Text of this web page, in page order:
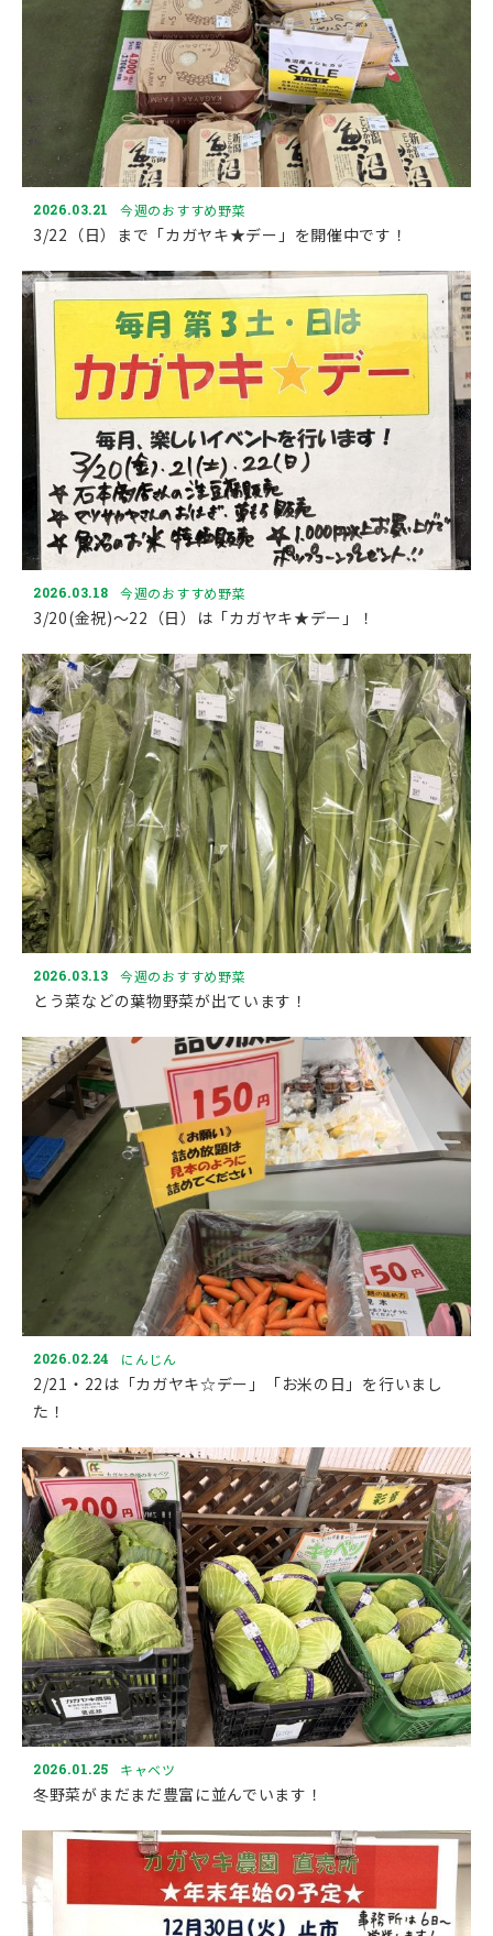
2026.03.21 今週のおすすめ野菜
3/22（日）まで「カガヤキ★デー」を開催中です！
2026.03.18 今週のおすすめ野菜
3/20(金祝)～22（日）は「カガヤキ★デー」！
2026.03.13 今週のおすすめ野菜
とう菜などの葉物野菜が出ています！
2026.02.24 にんじん
2/21・22は「カガヤキ☆デー」「お米の日」を行いまし
た！
2026.01.25 キャベツ
冬野菜がまだまだ豊富に並んでいます！